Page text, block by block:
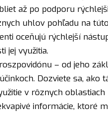
až po podporu
uhlov pohľadu na
oceňujú rýchlejší
jej využitia.
– od jeho
Dozviete sa, ako
v rôznych oblastiach
informácie, ktoré